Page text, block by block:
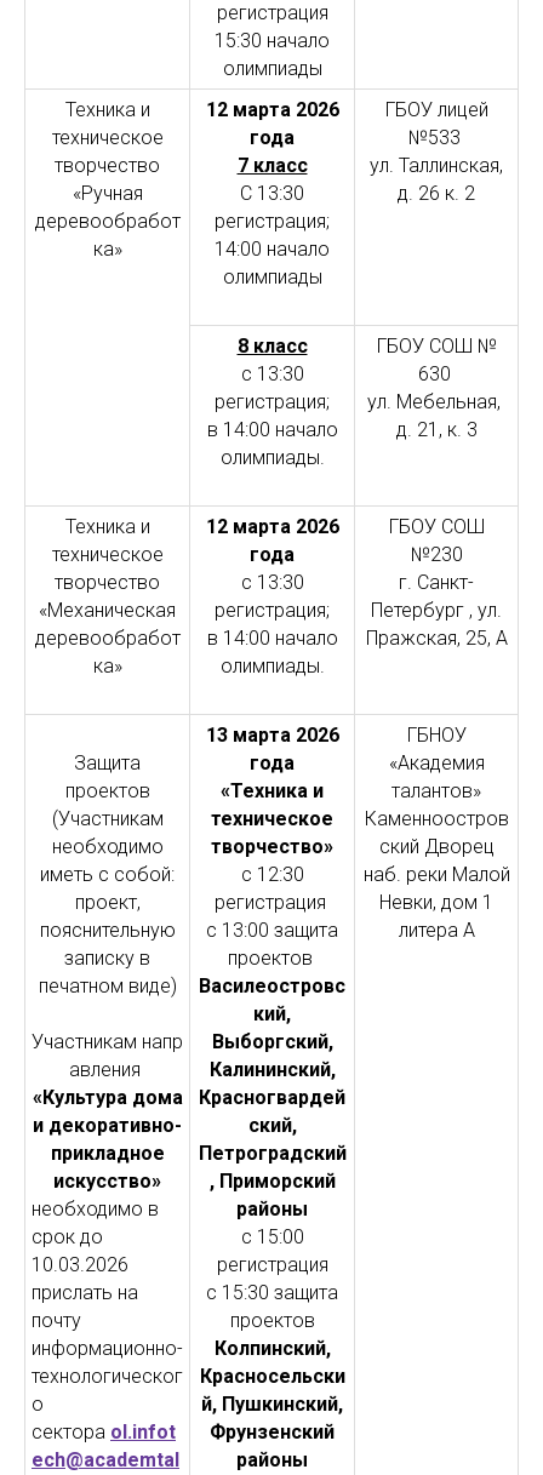
регистрация
15:30 начало
олимпиады
Техника и
техническое
творчество
«Ручная
деревообработ
ка»
12 марта 2026
года
7 класс
С 13:30
регистрация;
14:00 начало
олимпиады
ГБОУ лицей
№533
ул. Таллинская,
д. 26 к. 2
8 класс
с 13:30
регистрация;
в 14:00 начало
олимпиады.
ГБОУ СОШ №
630
ул. Мебельная,
д. 21, к. 3
Техника и
техническое
творчество
«Механическая
деревообработ
ка»
12 марта 2026
года
с 13:30
регистрация;
в 14:00 начало
олимпиады.
ГБОУ СОШ
№230
г. Санкт-
Петербург , ул.
Пражская, 25, А
Защита
проектов
(Участникам
необходимо
иметь с собой:
проект,
пояснительную
записку в
печатном виде)
Участникам напр
авления
«Культура дома
и декоративно-
прикладное
искусство»
необходимо в
срок до
10.03.2026
прислать на
почту
информационно-
технологическог
о
сектора ol.infot
ech@academtal
13 марта 2026
года
«Техника и
техническое
творчество»
с 12:30
регистрация
с 13:00 защита
проектов
Василеостровс
кий,
Выборгский,
Калининский,
Красногвардей
ский,
Петроградский
, Приморский
районы
с 15:00
регистрация
с 15:30 защита
проектов
Колпинский,
Красносельски
й, Пушкинский,
Фрунзенский
районы
ГБНОУ
«Академия
талантов»
Каменноостров
ский Дворец
наб. реки Малой
Невки, дом 1
литера А